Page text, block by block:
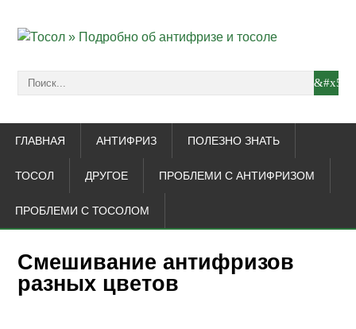
ГЛАВНАЯ АНТИФРИЗ ПОЛЕЗНО ЗНАТЬ
ТОСОЛ ДРУГОЕ ПРОБЛЕМИ С АНТИФРИЗОМ
ПРОБЛЕМИ С ТОСОЛОМ
Cмешивание антифризов
разных цветов